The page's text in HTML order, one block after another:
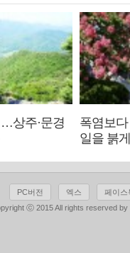
상주·문경
폭염보
일을 붉
PC버전 엑스
페이스
ⓒ 2015 All rights reserved by